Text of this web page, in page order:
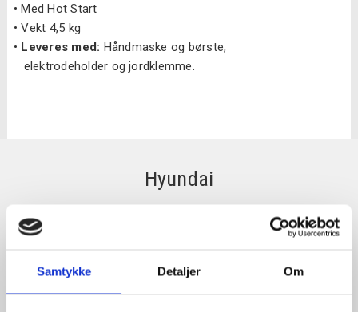
Samtykke Detaljer Om
•Med Hot Start
•Vekt 4,5 kg
• Leveres med: Håndmaske og børste,
elektrodeholder og jordklemme.
Hyundai
SPAR 40% SPAR 5%